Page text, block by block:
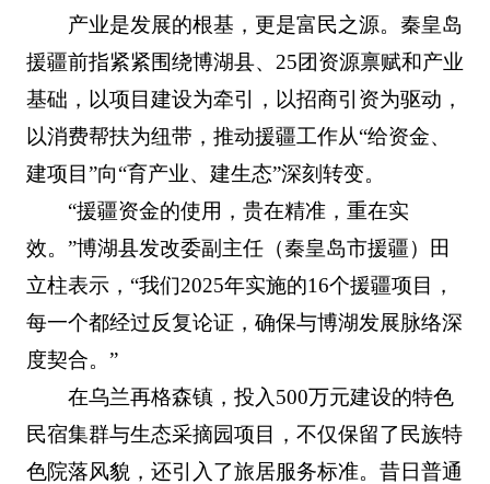
产业是发展的根基，更是富民之源。秦皇岛
援疆前指紧紧围绕博湖县、25团资源禀赋和产业
基础，以项目建设为牵引，以招商引资为驱动，
以消费帮扶为纽带，推动援疆工作从“给资金、
建项目”向“育产业、建生态”深刻转变。
“援疆资金的使用，贵在精准，重在实
效。”博湖县发改委副主任（秦皇岛市援疆）田
立柱表示，“我们2025年实施的16个援疆项目，
每一个都经过反复论证，确保与博湖发展脉络深
度契合。”
在乌兰再格森镇，投入500万元建设的特色
民宿集群与生态采摘园项目，不仅保留了民族特
色院落风貌，还引入了旅居服务标准。昔日普通